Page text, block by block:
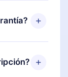
comenzar a
razón